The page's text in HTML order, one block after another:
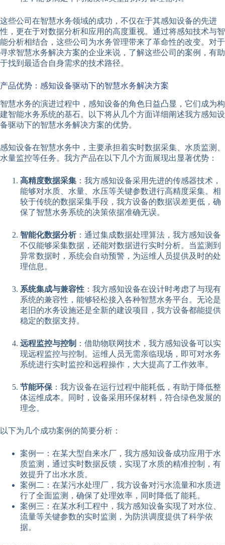
这些公司在智慧水务领域的成功，不仅在于其感知设备的先进
性，更在于对数据分析和应用的高度重视。通过将感知技术与智
能分析相结合，这些公司为水务管理带来了革命性的改变。对于
寻求智慧水务解决方案的企业来说，了解这些公司的案例，有助
于找到最适合自身需求的技术路径。
产品优势：感知设备驱动下的智慧水务解决方案
智慧水务的演进过程中，感知设备的角色日益凸显，它们成为构
建智能水务系统的基石。以下将从几个方面详细阐述我方感知设
备驱动下的智慧水务解决方案的优势。
感知设备在智慧水务中，主要承担着实时数据采集、水质监测、
水量监控等任务。我方产品在以下几个方面展现出显著优势：
高精度数据采集 ：我方感知设备采用先进的传感器技术，
能够对水质、水量、水压等关键参数进行高精度采集。相
较于传统的数据采集手段，我方设备的数据误差更低，确
保了智慧水务系统的决策依据准确无误。
智能化数据分析：通过集成数据处理算法，我方感知设备
不仅能够采集数据，还能对数据进行实时分析。当监测到
异常数据时，系统会自动预警，为运维人员提供及时的处
理信息。
系统集成与兼容性 ：我方感知设备在设计时考虑了与现有
系统的兼容性，能够轻松接入各种智慧水务平台。无论是
老旧的水务设施还是全新的建设项目，我方设备都能提供
稳定的数据支持。
远程监控与控制 ：借助物联网技术，我方感知设备可以实
现远程监控与控制。运维人员无需亲临现场，即可对水务
系统进行实时监控和远程操作，大大提高了工作效率。
节能环保 ：我方设备在运行过程中能耗低，有助于降低整
体运维成本。同时，设备采用环保材料，符合绿色发展的
理念。
以下为几个成功案例的简要分析：
案例一：在某大型自来水厂，我方感知设备成功应用于水
质监测，通过实时数据反馈，实现了水质的精准控制，有
效提升了出水水质。
案例二：在某污水处理厂，我方设备对污水流量和水质进
行了全面监测，确保了处理效率，同时降低了能耗。
案例三：在某水利工程中，我方感知设备实现了对水位、
流量等关键参数的实时监测，为防洪调度提供了科学依
据。